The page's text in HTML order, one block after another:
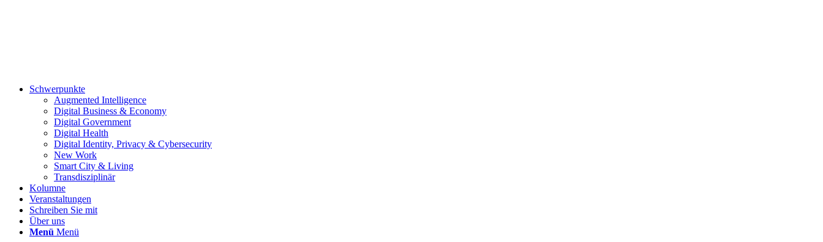
Schwerpunkte
Augmented Intelligence
Digital Business & Economy
Digital Government
Digital Health
Digital Identity, Privacy & Cybersecurity
New Work
Smart City & Living
Transdisziplinär
Kolumne
Veranstaltungen
Schreiben Sie mit
Über uns
Menü Menü